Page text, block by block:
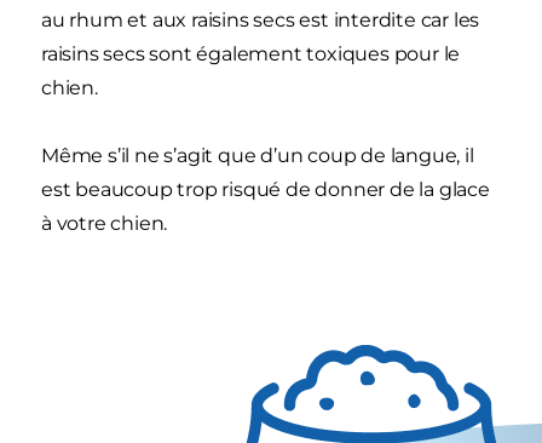
au rhum et aux raisins secs est interdite car les
raisins secs sont également toxiques pour le
chien.
Même s’il ne s’agit que d’un coup de langue, il
est beaucoup trop risqué de donner de la glace
à votre chien.